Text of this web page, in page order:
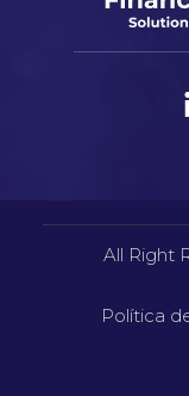
All Right
Política